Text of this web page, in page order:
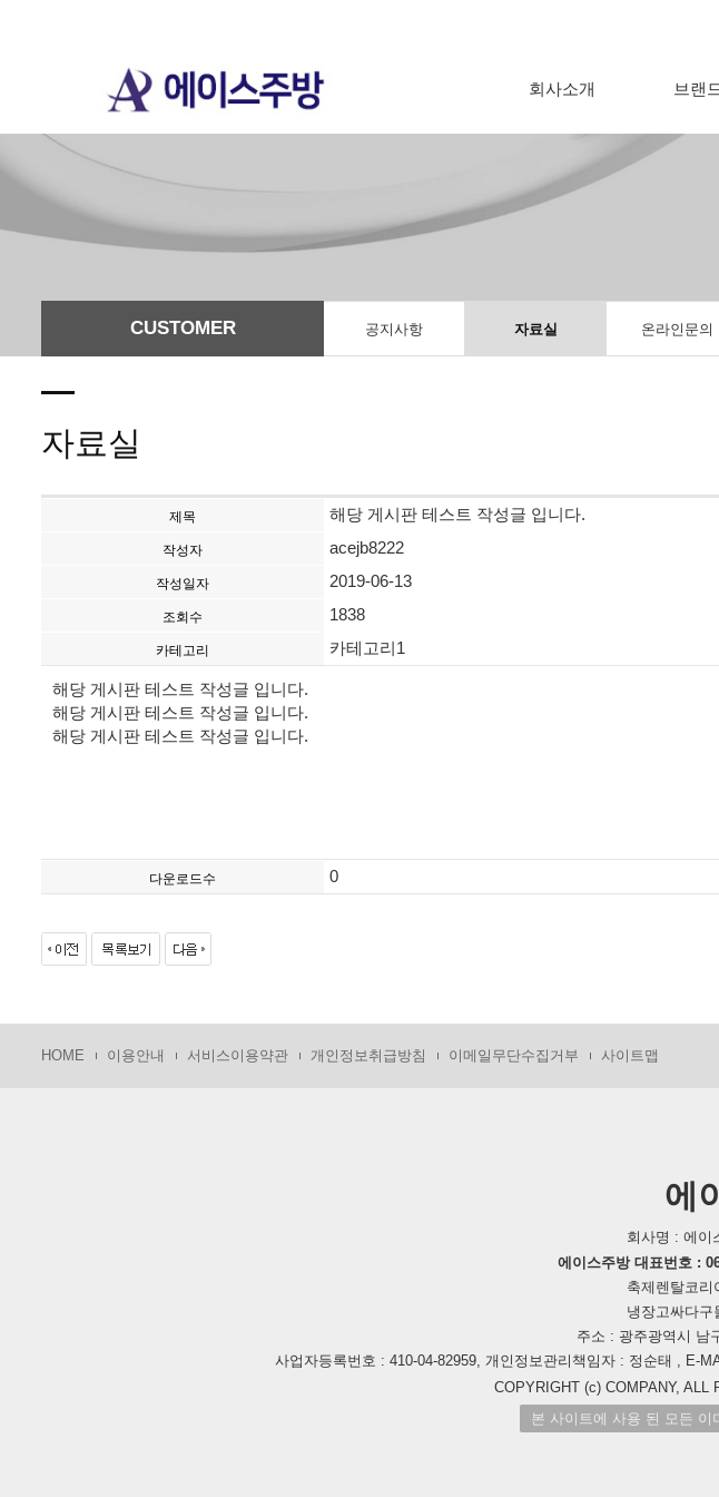
회사소개 브랜
CUSTOMER 공지사항 자료실 온라인문의
자료실
제목 해당 게시판 테스트 작성글 입니다.
작성자 acejb8222
작성일자 2019-06-13
조회수 1838
카테고리 카테고리1
해당 게시판 테스트 작성글 입니다.
해당 게시판 테스트 작성글 입니다.
해당 게시판 테스트 작성글 입니다.
다운로드수 0
HOME 이용안내 서비스이용약관 개인정보취급방침 이메일무단수집거부 사이트맵
에
회사명 : 에이
에이스주방 대표번호 :
축제렌탈코리
냉장고싸다구
주소 : 광주광역시 남
사업자등록번호 : 410-04-82959, 개인정보관리책임자 : 정순태 , E-
COPYRIGHT (c) COMPANY, ALL
본 사이트에 사용 된 모든 이